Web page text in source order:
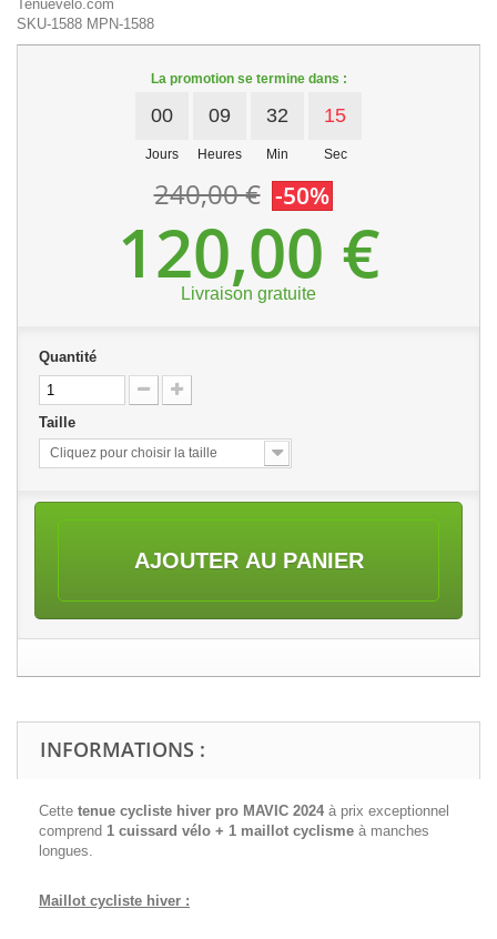
Tenuevelo.com
SKU-1588 MPN-1588
La promotion se termine dans :
00
Jours
09
Heures
32
Min
15
Sec
240,00 € -50%
120,00 €
Livraison gratuite
Quantité
Taille
Cliquez pour choisir la taille
AJOUTER AU PANIER
INFORMATIONS :
Cette tenue cycliste hiver pro MAVIC 2024 à prix exceptionnel
comprend 1 cuissard vélo + 1 maillot cyclisme à manches
longues.
Maillot cycliste hiver :